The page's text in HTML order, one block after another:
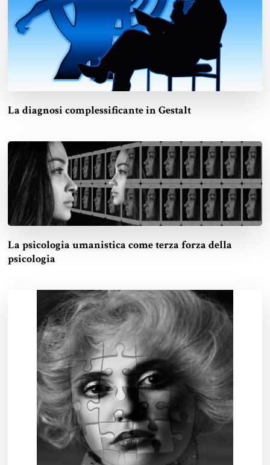
La diagnosi complessificante in Gestalt
La psicologia umanistica come terza forza della
psicologia